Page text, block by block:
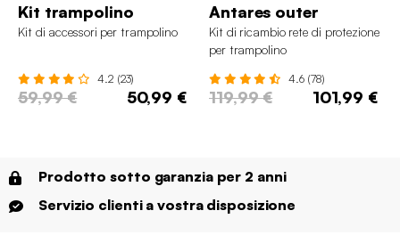
Kit trampolino
Kit di accessori per trampolino
4.2 (23)
59,99 € 50,99 €
Antares outer
Kit di ricambio rete di protezione
per trampolino
4.6 (78)
119,99 € 101,99 €
Prodotto sotto garanzia per 2 anni
Servizio clienti a vostra disposizione